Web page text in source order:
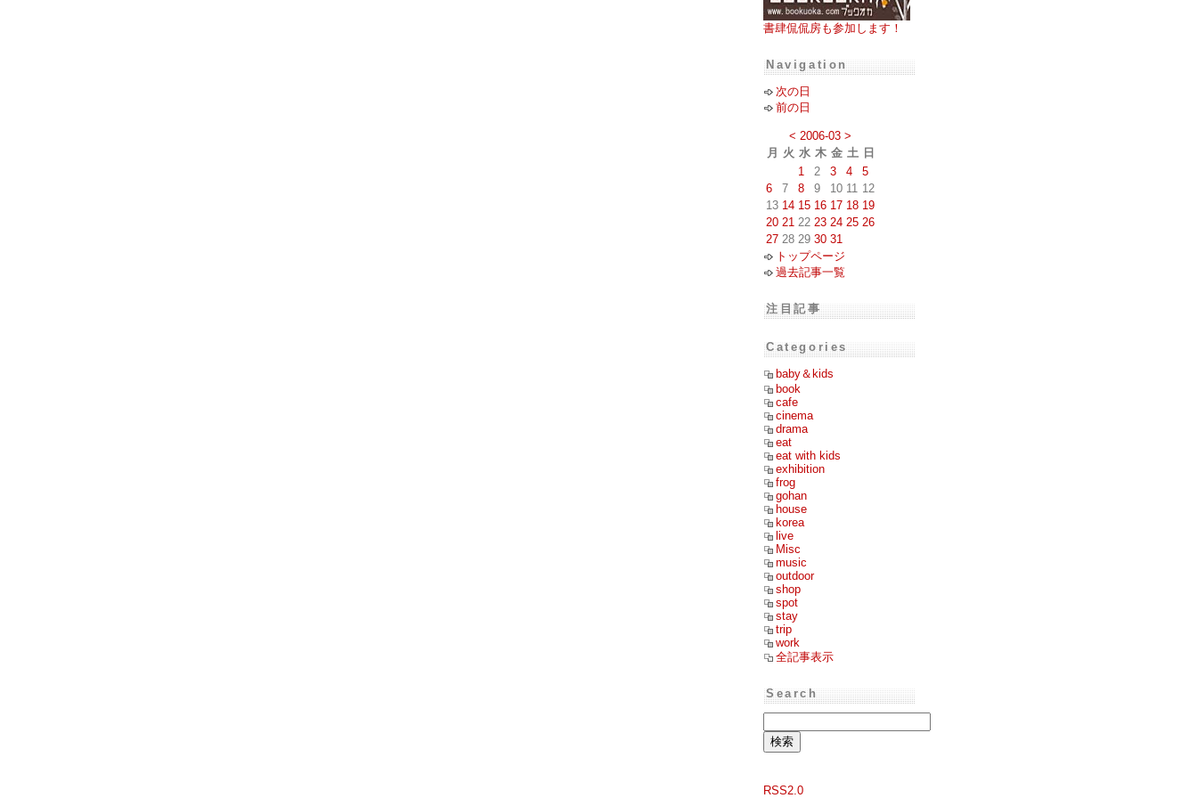
書肆侃侃房も参加します！
Navigation
次の日
前の日
< 2006-03 >
月
火 水 木 金 土 日
1
2 3 4
5
6
7 8 9 10 11 12
13 14 15 16 17 18 19
20 21 22 23 24 25 26
27 28 29 30 31
トップページ
過去記事一覧
注目記事
Categories
baby＆kids
book
cafe
cinema
drama
eat
eat with kids
exhibition
frog
gohan
house
korea
live
Misc
music
outdoor
shop
spot
stay
trip
work
全記事表示
Search
RSS2.0